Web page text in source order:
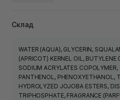
Склад
WATER (AQUA), GLYCERIN,
(APRICOT) KERNEL OIL, BUTYLENE
SODIUM ACRYLATES
PANTHENOL, PHENOXYETHANOL,
HYDROLYZED JOJOBA ESTERS,
TRIPHOSPHATE, FRAGRANCE